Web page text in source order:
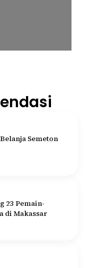
Semeton
23 Pemain-
di Makassar